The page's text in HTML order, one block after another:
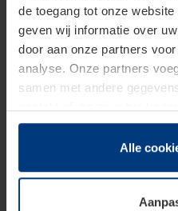
de toegang tot onze
geven wij informatie over
door aan onze partners
analyse. Onze partners
samen met andere
dienstverlening hebben
Juridisch zijn wij gerechtigd
onze pagina's absoluut
soorten cookies is uw
Alle